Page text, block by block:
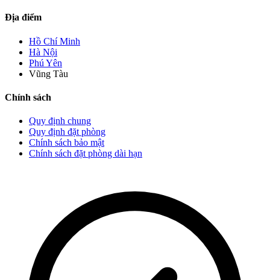
Địa điểm
Hồ Chí Minh
Hà Nội
Phú Yên
Vũng Tàu
Chính sách
Quy định chung
Quy định đặt phòng
Chính sách bảo mật
Chính sách đặt phòng dài hạn